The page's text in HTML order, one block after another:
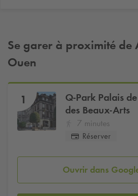
Se garer à proximité de
Ouen
1 Q-Park Palais
des Beaux-Arts
7 minutes
Réserver
Ouvrir dans